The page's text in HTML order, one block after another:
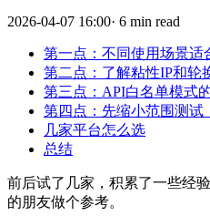
2026-04-07 16:00· 6 min read
第一点：不同使用场景适
第二点：了解粘性IP和轮
第三点：API白名单模式
第四点：先缩小范围测试
几家平台怎么选
总结
前后试了几家，积累了一些经
的朋友做个参考。